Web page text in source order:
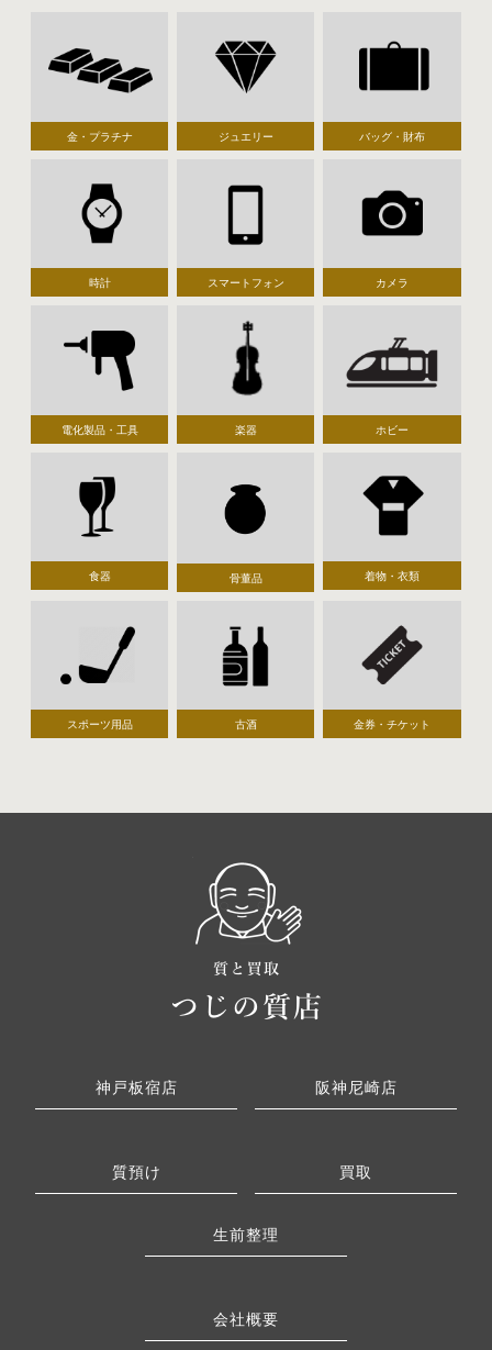
金・プラチナ ジュエリー バッグ・財布
時計 スマートフォン カメラ
電化製品・工具 楽器 ホビー
食器 骨董品 着物・衣類
スポーツ用品 古酒 金券・チケット
神戸板宿店 阪神尼崎店
質預け 買取
生前整理
会社概要